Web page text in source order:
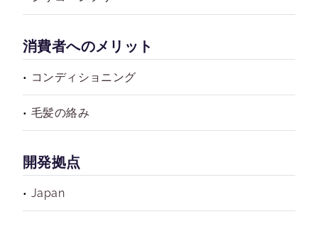
消費者へのメリット
コンディショニング
毛髪の絡み
開発拠点
Japan